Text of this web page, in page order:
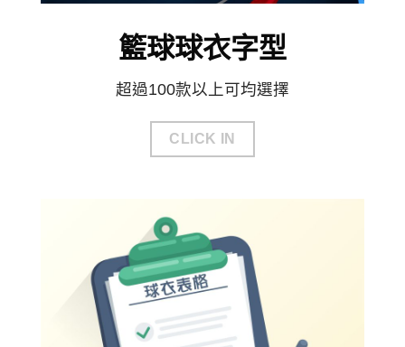
籃球球衣字型
超過100款以上可均選擇
CLICK IN